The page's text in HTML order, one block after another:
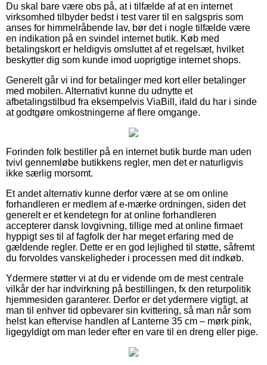
Du skal bare være obs på, at i tilfælde af at en internet
virksomhed tilbyder bedst i test varer til en salgspris som
anses for himmelråbende lav, bør det i nogle tilfælde være
en indikation på en svindel internet butik. Køb med
betalingskort er heldigvis omsluttet af et regelsæt, hvilket
beskytter dig som kunde imod uoprigtige internet shops.
Generelt går vi ind for betalinger med kort eller betalinger
med mobilen. Alternativt kunne du udnytte et
afbetalingstilbud fra eksempelvis ViaBill, ifald du har i sinde
at godtgøre omkostningerne af flere omgange.
Forinden folk bestiller på en internet butik burde man uden
tvivl gennemløbe butikkens regler, men det er naturligvis
ikke særlig morsomt.
Et andet alternativ kunne derfor være at se om online
forhandleren er medlem af e-mærke ordningen, siden det
generelt er et kendetegn for at online forhandleren
accepterer dansk lovgivning, tillige med at online firmaet
hyppigt ses til af fagfolk der har meget erfaring med de
gældende regler. Dette er en god lejlighed til støtte, såfremt
du forvoldes vanskeligheder i processen med dit indkøb.
Ydermere støtter vi at du er vidende om de mest centrale
vilkår der har indvirkning på bestillingen, fx den returpolitik
hjemmesiden garanterer. Derfor er det ydermere vigtigt, at
man til enhver tid opbevarer sin kvittering, så man når som
helst kan eftervise handlen af Lanterne 35 cm – mørk pink,
ligegyldigt om man leder efter en vare til en dreng eller pige.